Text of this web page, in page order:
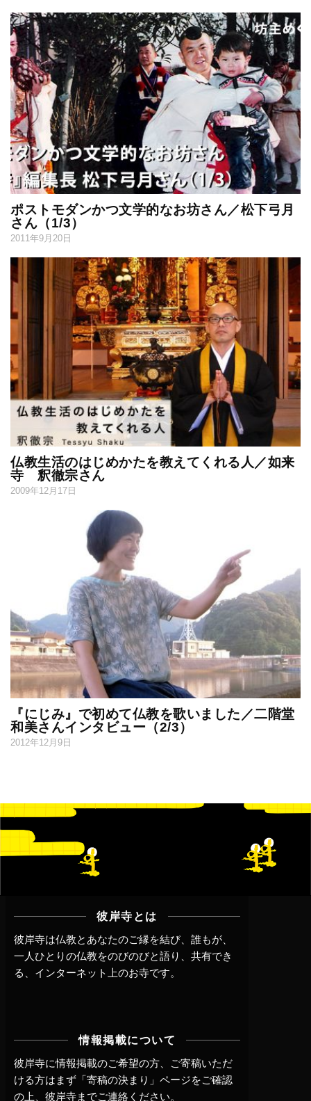
ポストモダンかつ文学的なお坊さん／松下弓月
さん（1/3）
2011年9月20日
仏教生活のはじめかたを教えてくれる人／如来
寺 釈徹宗さん
2009年12月17日
『にじみ』で初めて仏教を歌いました／二階堂
和美さんインタビュー（2/3）
2012年12月9日
彼岸寺とは
彼岸寺は仏教とあなたのご縁を結び、誰もが、
一人ひとりの仏教をのびのびと語り、共有でき
る、インターネット上のお寺です。
情報掲載について
彼岸寺に情報掲載のご希望の方、ご寄稿いただ
ける方はまず 「寄稿の決まり」ページをご確認
の上、 彼岸寺までご連絡 ください。